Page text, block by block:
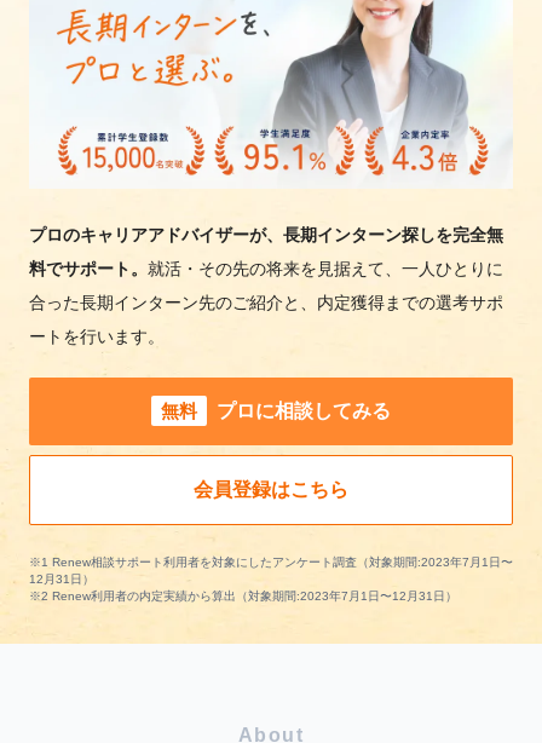
プロのキャリアアドバイザーが、長期インターン探しを完全無
料でサポート。 就活・その先の将来を見据えて、一人ひとりに
合った長期インターン先のご紹介と、内定獲得までの選考サポ
ートを行います。
無料 プロに相談してみる
会員登録はこちら
※1 Renew相談サポート利用者を対象にしたアンケート調査（対象期間:2023年7月1日〜
12月31日）
※2 Renew利用者の内定実績から算出（対象期間:2023年7月1日〜12月31日）
About